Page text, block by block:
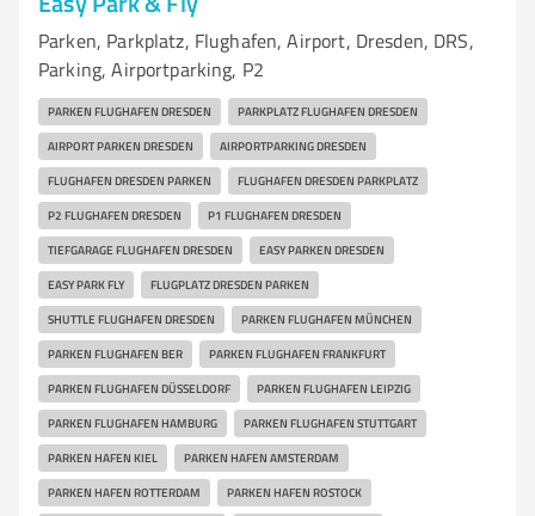
Parken, Parkplatz, Flughafen, Airport, Dresden, DRS,
Parking, Airportparking, P2
PARKEN FLUGHAFEN DRESDEN PARKPLATZ FLUGHAFEN DRESDEN
AIRPORT PARKEN DRESDEN AIRPORTPARKING DRESDEN
FLUGHAFEN DRESDEN PARKEN FLUGHAFEN DRESDEN PARKPLATZ
P2 FLUGHAFEN DRESDEN P1 FLUGHAFEN DRESDEN
TIEFGARAGE FLUGHAFEN DRESDEN EASY PARKEN DRESDEN
EASY PARK FLY FLUGPLATZ DRESDEN PARKEN
SHUTTLE FLUGHAFEN DRESDEN PARKEN FLUGHAFEN MÜNCHEN
PARKEN FLUGHAFEN BER PARKEN FLUGHAFEN FRANKFURT
PARKEN FLUGHAFEN DÜSSELDORF PARKEN FLUGHAFEN LEIPZIG
PARKEN FLUGHAFEN HAMBURG PARKEN FLUGHAFEN STUTTGART
PARKEN HAFEN KIEL PARKEN HAFEN AMSTERDAM
PARKEN HAFEN ROTTERDAM PARKEN HAFEN ROSTOCK